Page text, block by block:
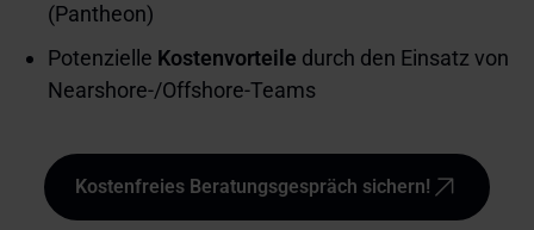
(Pantheon)
Potenzielle Kostenvorteile durch den Einsatz von
Nearshore-/Offshore-Teams
Kostenfreies Beratungsgespräch sichern!